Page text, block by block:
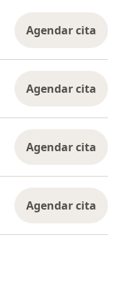
Agendar cita
Agendar cita
Agendar cita
Agendar cita